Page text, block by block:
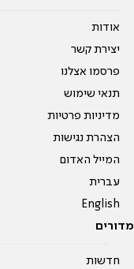
אודות
יצירת קשר
פרסמו אצלנו
תנאי שימוש
מדיניות פרטיות
הצהרת נגישות
המייל האדום
עברית
English
מדורים
חדשות